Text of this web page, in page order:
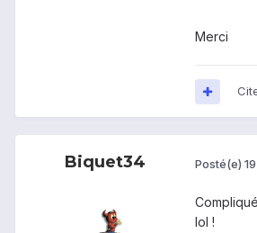
Merci
Biquet34 Posté(e)
lol !